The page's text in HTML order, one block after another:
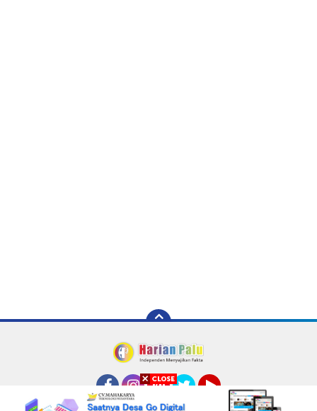
FacebookInstagram
PinterestTwitter YouTube